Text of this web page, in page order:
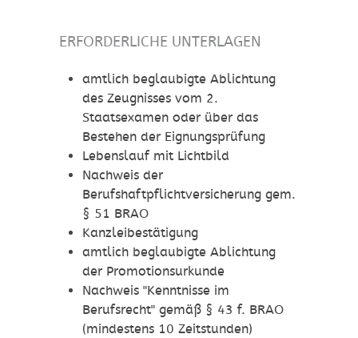
ERFORDERLICHE UNTERLAGEN
amtlich beglaubigte Ablichtung
des Zeugnisses vom 2.
Staatsexamen oder über das
Bestehen der Eignungsprüfung
Lebenslauf mit Lichtbild
Nachweis der
Berufshaftpflichtversicherung gem.
§ 51 BRAO
Kanzleibestätigung
amtlich beglaubigte Ablichtung
der Promotionsurkunde
Nachweis "Kenntnisse im
Berufsrecht" gemäß § 43 f. BRAO
(mindestens 10 Zeitstunden)